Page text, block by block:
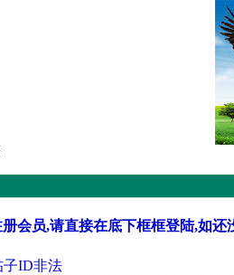
会员,请直接在底下框框登陆,如
子ID非法